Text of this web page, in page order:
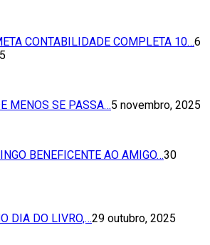
CONTABILIDADE COMPLETA 10…6
MENOS SE PASSA…5 novembro, 2025
BENEFICENTE AO AMIGO…30
DIA DO LIVRO,…29 outubro, 2025